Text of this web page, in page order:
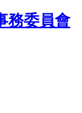
務委員會